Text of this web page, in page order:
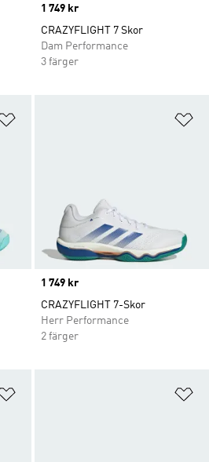
Price
1 749 kr
CRAZYFLIGHT 7 Skor
Dam Performance
3 färger
Price
1 749 kr
CRAZYFLIGHT 7-Skor
Herr Performance
2 färger